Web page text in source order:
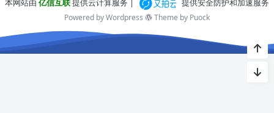
本网站由 亿信互联提供云计算服务 | 提供安全防护和加速服务
Powered by Wordpress Theme by Puock